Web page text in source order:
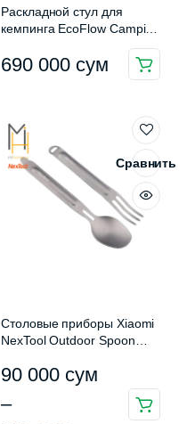
Раскладной стул для
кемпинга EcoFlow Camping
690 000 сум
Сравнить
Столовые приборы Xiaomi
NexTool Outdoor Spoon
90 000 сум
–
Диапазон
цен: